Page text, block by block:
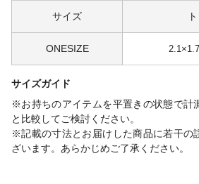
サイズ
ONESIZE
サイズガイド
※お持ちのアイテムを平置きの状態で計
と比較してご検討ください。
※記載の寸法とお届けした商品に若干の
ざいます。あらかじめご了承ください。